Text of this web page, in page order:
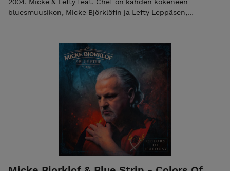
bluesmuusikon, Micke Björklöfin ja Lefty Leppäsen,
sekoitus amerikkalaista bluesia ja rootsmusiikkia modernin
ottein, genrerajoja kaihtamatta. Vaikutteita on aina
varhaisesta deltabluesista, rockin, soulin ja gospelin kautta
jopa Havaijilaisiin soundeihin saakka.